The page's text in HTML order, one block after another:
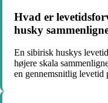
Hvad er
husky
En sibirisk huskys
højere skala
en gennemsnitlig levetid